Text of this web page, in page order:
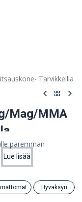
ostoskoriin
Tarvikkeilla
Mag/MMA
MAG-, ydinlanga-
paremman
Lue lisää
Hyväksyn